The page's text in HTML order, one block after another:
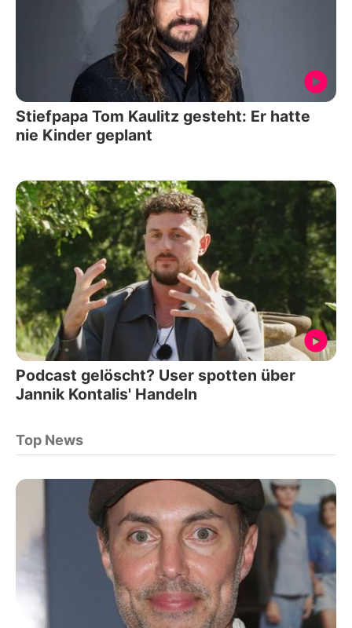
Stiefpapa Tom Kaulitz gesteht: Er hatte
nie Kinder geplant
Podcast gelöscht? User spotten über
Jannik Kontalis' Handeln
Top News